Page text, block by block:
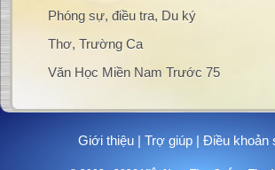
Phóng sự, điều tra, Du ký
Thơ, Trường Ca
Văn Học Miền Nam Trước 75
Giới thiệu| Trợ giúp| Điều khoản